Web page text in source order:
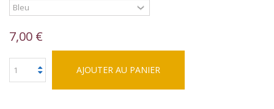
7,00 €
AJOUTER AU PANIER